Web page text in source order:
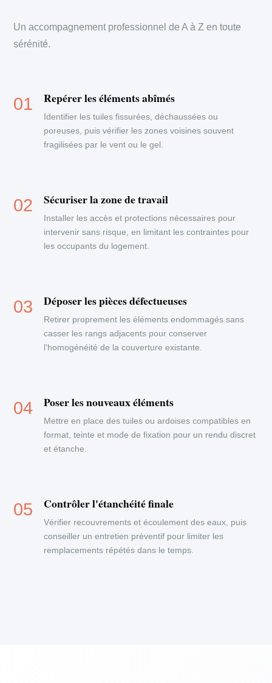
Un accompagnement professionnel de A à Z en toute
sérénité.
Repérer les éléments abîmés
Identifier les tuiles fissurées, déchaussées ou
poreuses, puis vérifier les zones voisines souvent
fragilisées par le vent ou le gel.
Sécuriser la zone de travail
Installer les accès et protections nécessaires pour
intervenir sans risque, en limitant les contraintes pour
les occupants du logement.
Déposer les pièces défectueuses
Retirer proprement les éléments endommagés sans
casser les rangs adjacents pour conserver
l'homogénéité de la couverture existante.
Poser les nouveaux éléments
Mettre en place des tuiles ou ardoises compatibles en
format, teinte et mode de fixation pour un rendu discret
et étanche.
Contrôler l'étanchéité finale
Vérifier recouvrements et écoulement des eaux, puis
conseiller un entretien préventif pour limiter les
remplacements répétés dans le temps.